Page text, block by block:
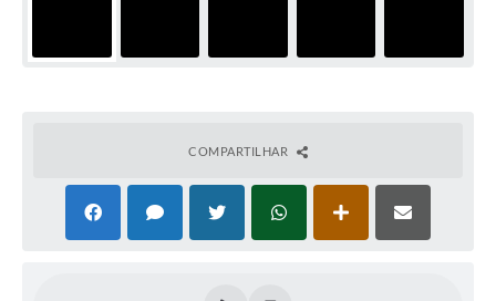
COMPARTILHAR